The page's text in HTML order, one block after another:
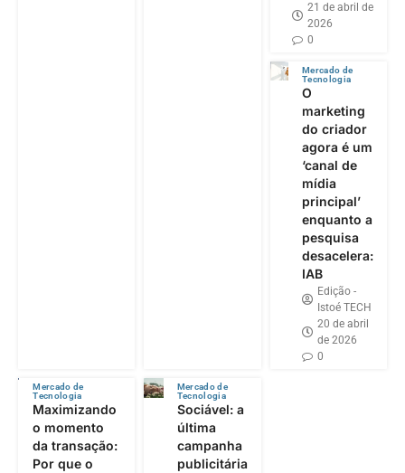
21 de abril de
2026
0
Mercado de
Tecnologia
O
marketing
do criador
agora é um
‘canal de
mídia
principal’
enquanto a
pesquisa
desacelera:
IAB
Edição -
Istoé TECH
20 de abril
de 2026
0
Mercado de
Tecnologia
Maximizando
o momento
da transação:
Por que o
Mercado de
Tecnologia
Sociável: a
última
campanha
publicitária